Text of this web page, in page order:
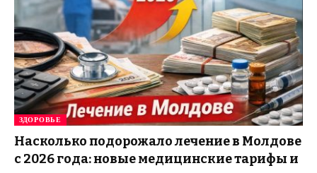
ЗДОРОВЬЕ
Насколько подорожало лечение в Молдове
с 2026 года: новые медицинские тарифы и